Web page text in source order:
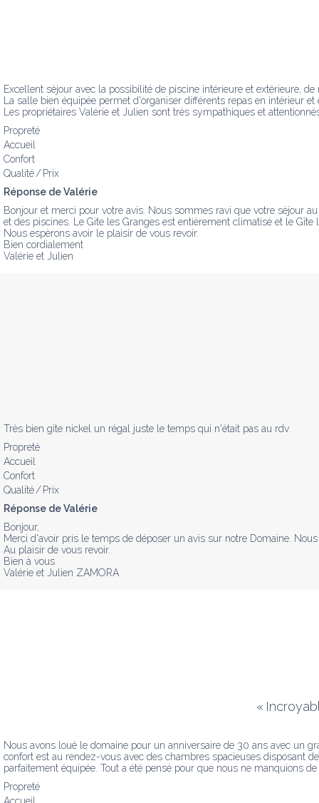
Excellent séjour avec la possibilité de piscine intérieure et extérieure,
La salle bien équipée permet d'organiser différents repas en intérieur et
Les propriétaires Valérie et Julien sont très sympathiques et
Propreté
Accueil
Confort
Qualité / Prix
Réponse de Valérie
Bonjour et merci pour votre avis. Nous sommes ravi que votre séjour
et des piscines. Le Gite les Granges est entièrement climatisé et le
Nous espèrons avoir le plaisir de vous revoir.
Bien cordialement
Valérie et Julien
Très bien gite nickel un régal juste le temps qui n'était pas au rdv
Propreté
Accueil
Confort
Qualité / Prix
Réponse de Valérie
Bonjour,
Merci d'avoir pris le temps de déposer un avis sur notre Domaine.
Au plaisir de vous revoir.
Bien à vous
Valérie et Julien ZAMORA
«
Nous avons loué le domaine pour un anniversaire de 30 ans avec un
confort est au rendez-vous avec des chambres spacieuses disposant
parfaitement équipée. Tout a été pensé pour que nous ne manquions
Propreté